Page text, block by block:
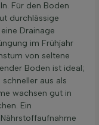
Für den Boden
durchlässige
Drainage
im Frühjahr
von seltene
Boden ist ideal;
aus als
wachsen gut in
Ein